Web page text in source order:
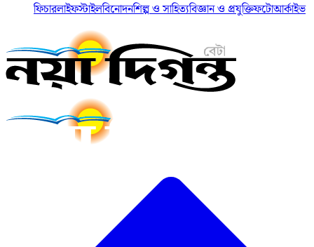
ফিচারলাইফস্টাইলবিনোদনশিল্প ও সাহিত্যবিজ্ঞান ও প্রযুক্তিফটোআর্কাইভ